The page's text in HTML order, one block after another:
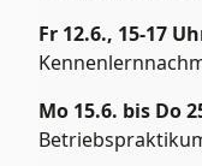
Fr 12.6., 15-17
Mo 15.6. bis Do